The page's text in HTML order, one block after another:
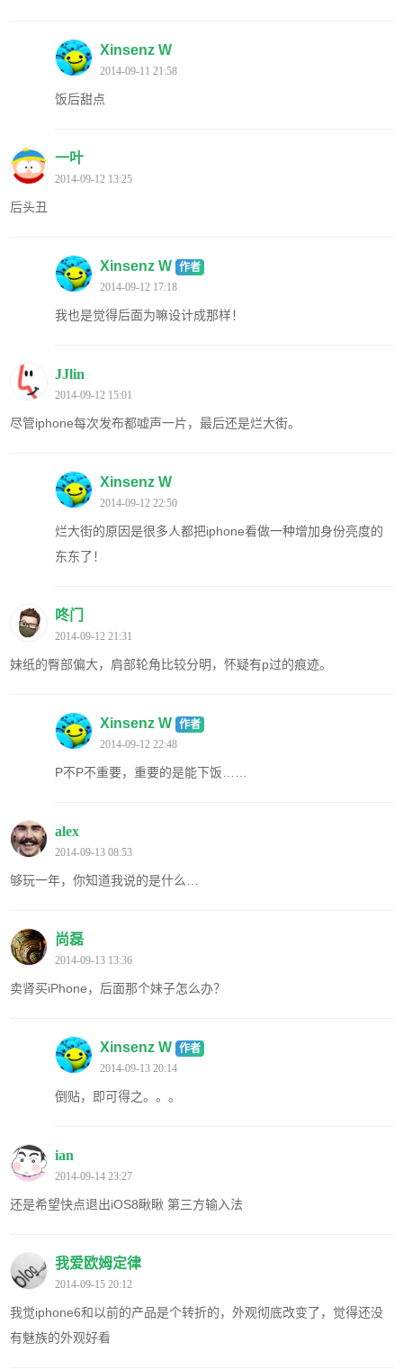
Xinsenz W
2014-09-11 21:58
饭后甜点
一叶
2014-09-12 13:25
后头丑
Xinsenz W 作者
2014-09-12 17:18
我也是觉得后面为嘛设计成那样！
JJlin
2014-09-12 15:01
尽管iphone每次发布都嘘声一片，最后还是烂大街。
Xinsenz W
2014-09-12 22:50
烂大街的原因是很多人都把iphone看做一种增加身份亮度的
东东了！
咚门
2014-09-12 21:31
妹纸的臀部偏大，肩部轮角比较分明，怀疑有p过的痕迹。
Xinsenz W 作者
2014-09-12 22:48
P不P不重要，重要的是能下饭……
alex
2014-09-13 08:53
够玩一年，你知道我说的是什么…
尚磊
2014-09-13 13:36
卖肾买iPhone，后面那个妹子怎么办？
Xinsenz W 作者
2014-09-13 20:14
倒贴，即可得之。。。
ian
2014-09-14 23:27
还是希望快点退出iOS8瞅瞅 第三方输入法
我爱欧姆定律
2014-09-15 20:12
我觉iphone6和以前的产品是个转折的，外观彻底改变了，觉得还没
有魅族的外观好看